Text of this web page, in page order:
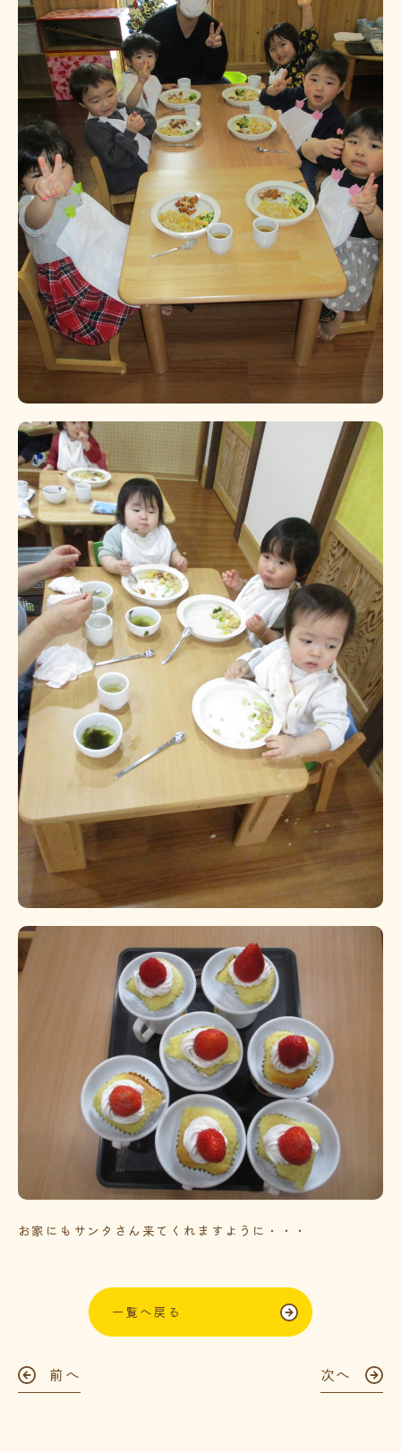
お家にもサンタさん来てくれますように・・・
一覧へ戻る
前へ 次へ